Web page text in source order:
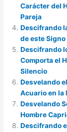
Carácter del
Pareja
Descifrando
de este
Descifrando
Comporta el
Silencio
Desvelando
Acuario en la
Desvelando
Hombre
Descifrando